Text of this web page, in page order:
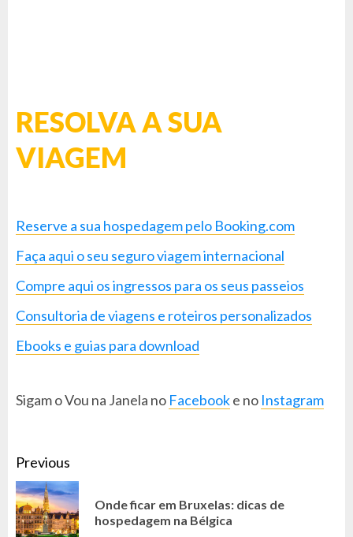
RESOLVA A SUA
VIAGEM
Reserve a sua hospedagem pelo Booking.com
Faça aqui o seu seguro viagem internacional
Compre aqui os ingressos para os seus passeios
Consultoria de viagens e roteiros personalizados
Ebooks e guias para download
Sigam o Vou na Janela no Facebooke no Instagram
CONTINUE
READING
Previous
Onde ficar em Bruxelas: dicas de
hospedagem na Bélgica